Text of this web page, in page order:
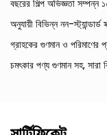
বছরের শিল্প অভিজ্ঞতা
অনুযায়ী বিভিন্ন নন-
গ্রাহকের গুণমান ও
চমৎকার পণ্য গুণমান সহ, সারা